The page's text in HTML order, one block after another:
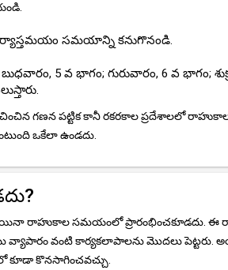
సమయాన్ని కనుగొనండి.
5 వ భాగం; గురువారం, 6 వ భాగం;
గణన పట్టిక కానీ రకరకాల ప్రదేశాలలో రాహుకాలం
ఒకేలా ఉండదు.
రాహుకాల సమయంలో ప్రారంభించకూడదు. ఈ
వంటి కార్యకలాపాలను మొదలు పెట్టరు.
కొనసాగించవచ్చు.